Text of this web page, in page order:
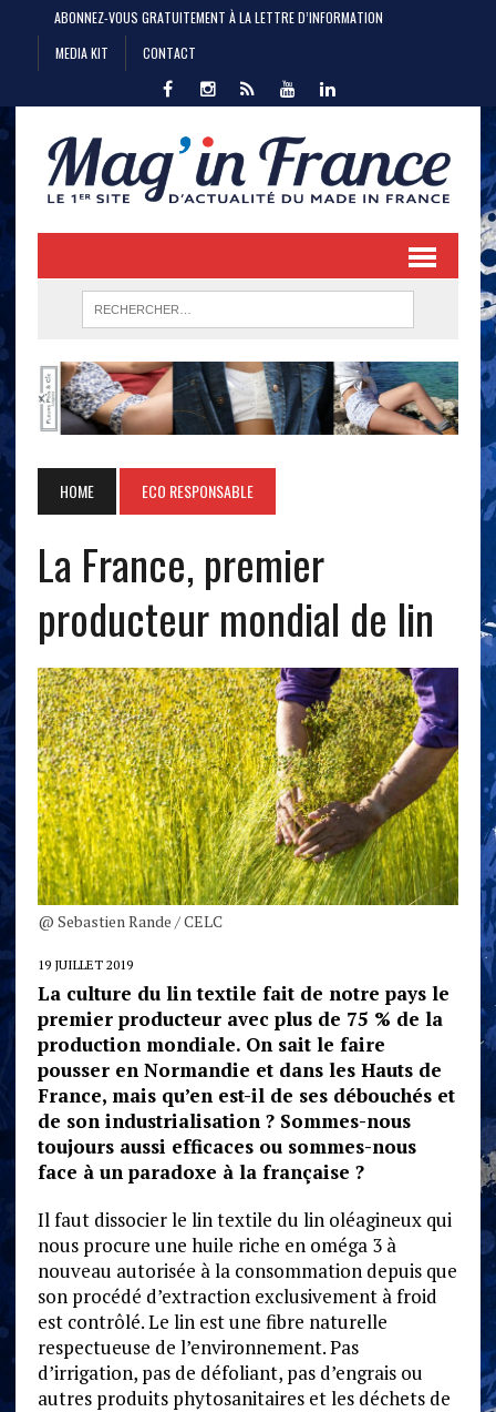
ABONNEZ-VOUS GRATUITEMENT À LA LETTRE D’INFORMATION
MEDIA KIT
CONTACT
HOME ECO RESPONSABLE
La France, premier
producteur mondial de lin
@ Sebastien Rande / CELC
19 JUILLET 2019
La culture du lin textile fait de notre pays le
premier producteur avec plus de 75 % de la
production mondiale. On sait le faire
pousser en Normandie et dans les Hauts de
France, mais qu’en est-il de ses débouchés et
de son industrialisation ? Sommes-nous
toujours aussi efficaces ou sommes-nous
face à un paradoxe à la française ?
Il faut dissocier le lin textile du lin oléagineux qui
nous procure une huile riche en oméga 3 à
nouveau autorisée à la consommation depuis que
son procédé d’extraction exclusivement à froid
est contrôlé. Le lin est une fibre naturelle
respectueuse de l’environnement. Pas
d’irrigation, pas de défoliant, pas d’engrais ou
autres produits phytosanitaires et les déchets de